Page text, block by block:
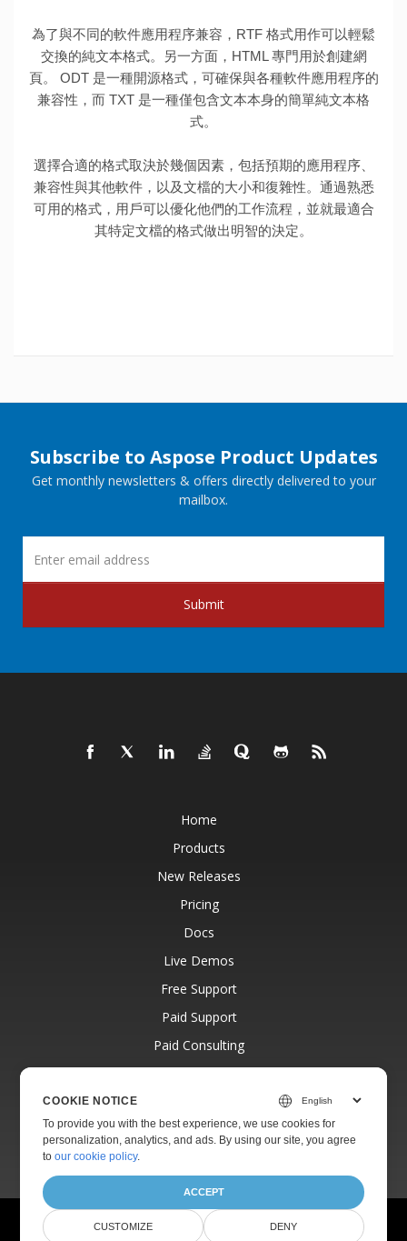
為了與不同的軟件應用程序兼容，RTF 格式用作可以輕鬆
交換的純文本格式。另一方面，HTML 專門用於創建網
頁。 ODT 是一種開源格式，可確保與各種軟件應用程序的
兼容性，而 TXT 是一種僅包含文本本身的簡單純文本格
式。
選擇合適的格式取決於幾個因素，包括預期的應用程序、
兼容性與其他軟件，以及文檔的大小和復雜性。通過熟悉
可用的格式，用戶可以優化他們的工作流程，並就最適合
其特定文檔的格式做出明智的決定。
Subscribe to Aspose Product Updates
Get monthly newsletters & offers directly delivered to your
mailbox.
Submit
Home
Products
New Releases
Pricing
Docs
Live Demos
Free Support
Paid Support
Paid Consulting
Blog
About
© Aspose Pty Ltd 2001-2026.
All Rights Reserved.
COOKIE NOTICE
To provide you with the best experience, we use cookies for
personalization, analytics, and ads. By using our site, you agree
toour cookie policy.
ACCEPT
CUSTOMIZE DENY